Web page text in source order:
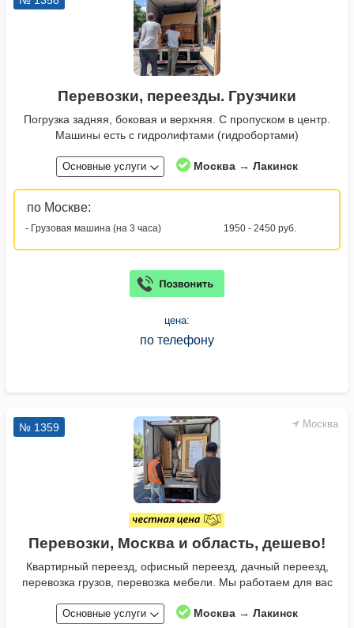
Перевозки, переезды. Грузчики
Погрузка задняя, боковая и верхняя. С пропуском в центр.
Машины есть с гидролифтами (гидробортами)
Основные услуги Москва → Лакинск
по Москве:
- Грузовая машина (на 3 часа) 1950 - 2450 руб.
цена:
по телефону
Москва
№ 1359
Перевозки, Москва и область, дешево!
Квартирный переезд, офисный переезд, дачный переезд,
перевозка грузов, перевозка мебели. Мы работаем для вас
Основные услуги Москва → Лакинск